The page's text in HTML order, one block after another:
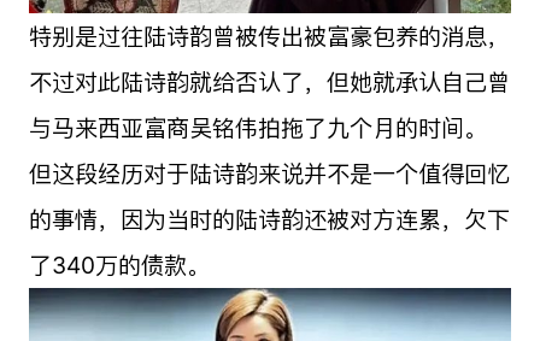
特别是过往陆诗韵曾被传出被富豪包养的消息，
不过对此陆诗韵就给否认了，但她就承认自己曾
与马来西亚富商吴铭伟拍拖了九个月的时间。
但这段经历对于陆诗韵来说并不是一个值得回忆
的事情，因为当时的陆诗韵还被对方连累，欠下
了340万的债款。